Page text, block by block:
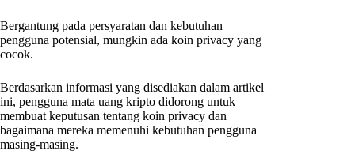
Bergantung pada persyaratan dan kebutuhan
pengguna potensial, mungkin ada koin privacy yang
cocok.
Berdasarkan informasi yang disediakan dalam artikel
ini, pengguna mata uang kripto didorong untuk
membuat keputusan tentang koin privacy dan
bagaimana mereka memenuhi kebutuhan pengguna
masing-masing.